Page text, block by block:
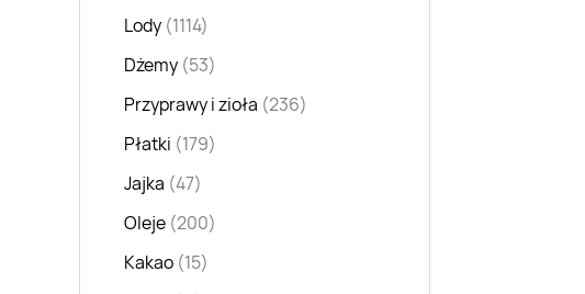
Lody (1114)
Dżemy (53)
Przyprawy i zioła (236)
Płatki (179)
Jajka (47)
Oleje (200)
Kakao (15)